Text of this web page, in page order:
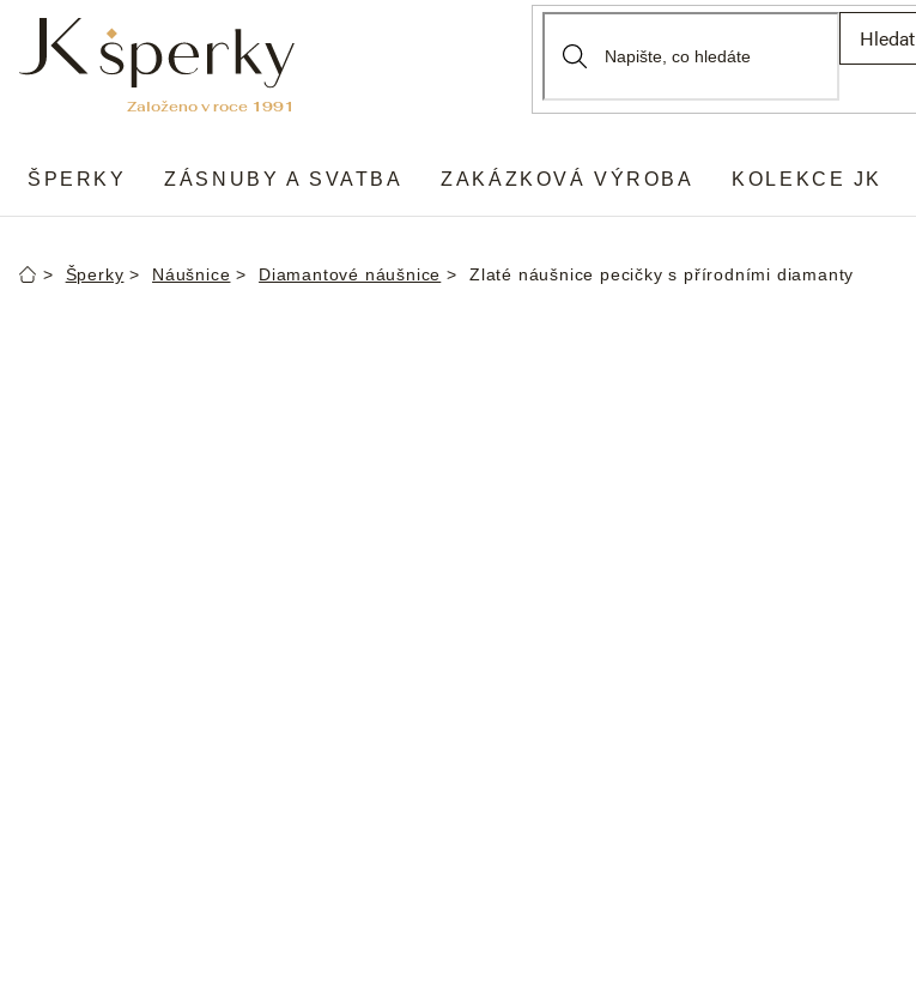
obsah
Hledat
ŠPERKY ZÁSNUBY A SVATBA ZAKÁZKOVÁ VÝROBA KOLEKCE JK
DomůŠperky Náušnice Diamantové náušnice Zlaté náušnice pecičky s přírodními diamanty